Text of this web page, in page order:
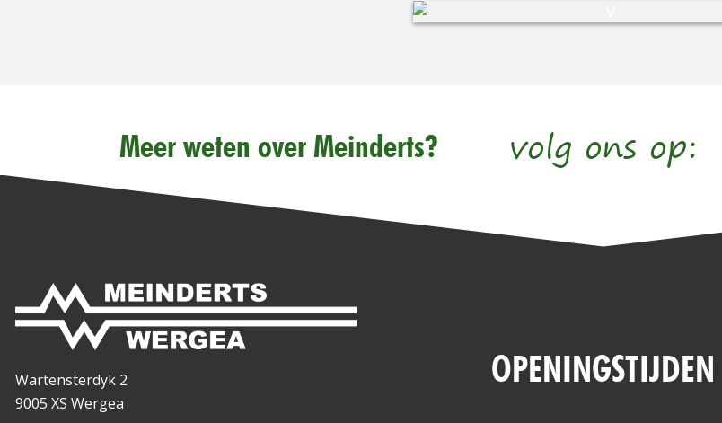
Meer weten over Meinderts? volg ons op:
Wartensterdyk 2
9005 XS Wergea
OPENINGSTIJDEN